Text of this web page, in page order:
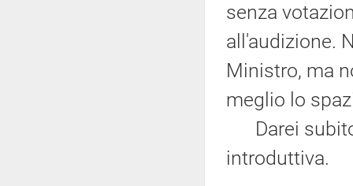
senza
all'audizione.
Ministro, ma
meglio lo
Darei subito
introduttiva.